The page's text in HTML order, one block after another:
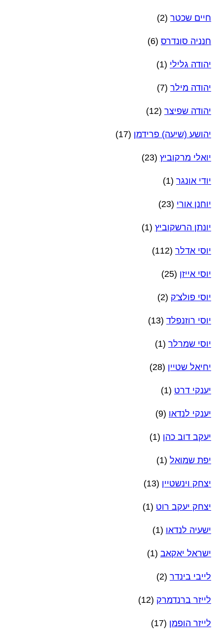
חיים שכטר (2)
חנניה סונדרס (6)
יהודה גלילי (1)
יהודה מילר (7)
יהודה שפיצר (12)
יהושע (שיעה) פרידמן (17)
יואלי מרקוביץ (23)
יודי אונגר (1)
יוחנן אורי (23)
יונתן הרשקוביץ (1)
יוסי אדלר (112)
יוסי אייזן (25)
יוסי פולצ'ק (2)
יוסי רוזנפלד (13)
יוסי שמרלר (1)
יחיאל שטיין (28)
יענקי דרט (1)
יענקי לנדאו (9)
יעקב דוב כהן (1)
יפת שמואל (1)
יצחק וינשטיין (13)
יצחק יעקב רוט (1)
ישעיה לנדאו (1)
ישראל יאקאב (1)
לייבי בינדר (2)
לייזר ברנדמרק (12)
לייזר הופמן (17)